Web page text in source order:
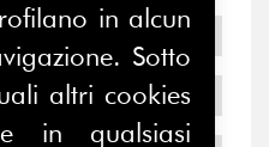
in alcun
Sotto
altri cookies
in qualsiasi